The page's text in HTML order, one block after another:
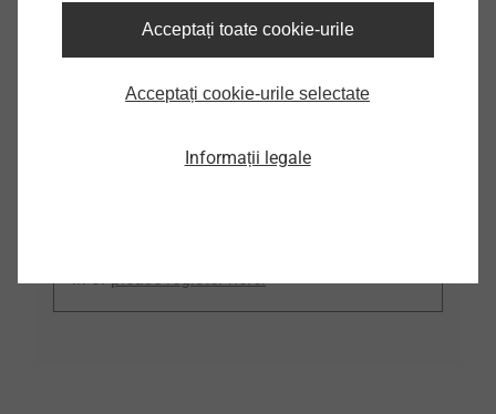
Acceptați toate cookie-urile
Acceptați cookie-urile selectate
Informații legale